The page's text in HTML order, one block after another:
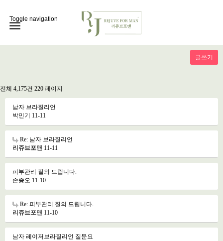
Toggle navigation
글쓰기
전체 4,175건 220 페이지
남자 브라질리언
박민기
11-11
Re: 남자 브라질리언
리쥬브포맨 11-11
피부관리 질의 드립니다.
손종오 11-10
Re: 피부관리 질의 드립니다.
리쥬브포맨 11-10
남자 레이저브라질리언 질문요